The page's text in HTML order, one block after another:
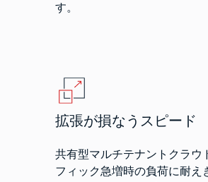
す。
拡張が損なうスピード
共有型マルチテナントクラウ
フィック急増時の負荷に耐え